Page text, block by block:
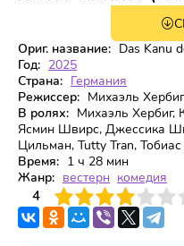
Ориг. название: Das Kanu
Год: 2025
Страна: Германия
Режиссер: Михаэль Хербиг
В ролях: Михаэль Хербиг,
Ясмин Швирс, Джессика
Цильман, Tutty Tran,
Время: 1 ч 28 мин
Жанр: вестерн комедия
4
4 6 7 8 9 10